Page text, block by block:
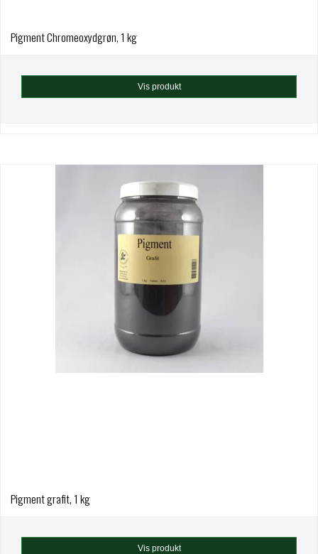
Pigment Chromeoxydgrøn, 1 kg
Vis produkt
Pigment grafit, 1 kg
Vis produkt